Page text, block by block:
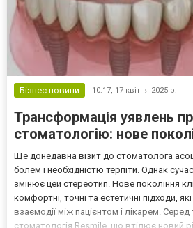
Бізнес новини 10:17, 17 квітня 2025 р.
Трансформація уявлень
стоматологію: нове
Ще донедавна візит до стоматолога
болем і необхідністю терпіти. Однак
змінює цей стереотип. Нове покоління
комфортні, точні та естетичні підходи,
взаємодії між пацієнтом і лікарем.
стоматологія Resmile, що втілює новий